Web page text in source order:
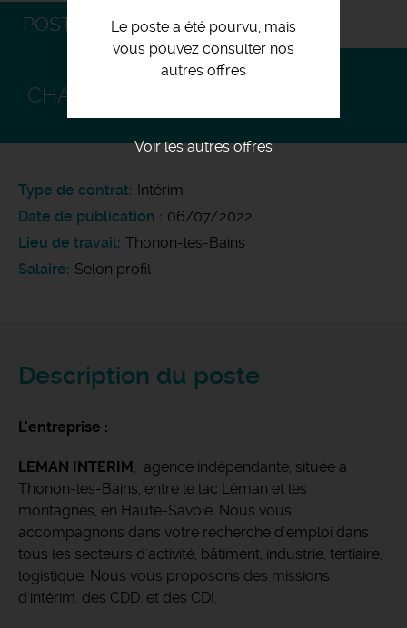
Le poste a été pourvu, mais
vous pouvez consulter nos
autres offres
Voir les autres offres
POSTULEZ
CHARPENTIER H/F
Type de contrat Intérim
Date de publication
06/07/2022
Lieu de travail Thonon-les-Bains
Salaire Selon profil
Description du poste
L'entreprise :
LEMAN INTERIM, agence indépendante, située à
Thonon-les-Bains, entre le lac Léman et les
montagnes, en Haute-Savoie. Nous vous
accompagnons dans votre recherche d'emploi dans
tous les secteurs d'activité, bâtiment, industrie, tertiaire,
logistique. Nous vous proposons des missions
d'intérim, des CDD, et des CDI.